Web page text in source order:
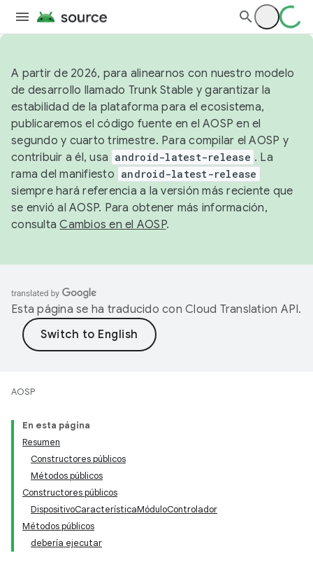
A partir de 2026, para alinearnos con nuestro modelo
de desarrollo llamado Trunk Stable y garantizar la
estabilidad de la plataforma para el ecosistema,
publicaremos el código fuente en el AOSP en el
segundo y cuarto trimestre. Para compilar el AOSP y
contribuir a él, usa android-latest-release . La
rama del manifiesto android-latest-release
siempre hará referencia a la versión más reciente que
se envió al AOSP. Para obtener más información,
consultaCambios en el AOSP.
Esta página se ha traducido con Cloud Translation API.
AOSP
En esta página
Resumen
Constructores públicos
Métodos públicos
Constructores públicos
DispositivoCaracterísticaMóduloControlador
Métodos públicos
debería ejecutar